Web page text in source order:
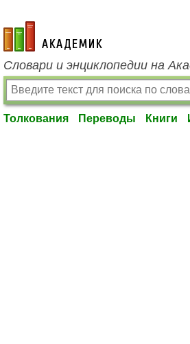
academic.ru
Словари и энциклопедии на
Толкования Переводы Книги